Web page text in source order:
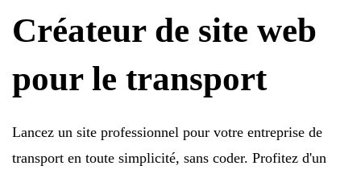
Créateur de site web
pour le transport
Lancez un site professionnel pour votre entreprise de
transport en toute simplicité, sans coder. Profitez d'un